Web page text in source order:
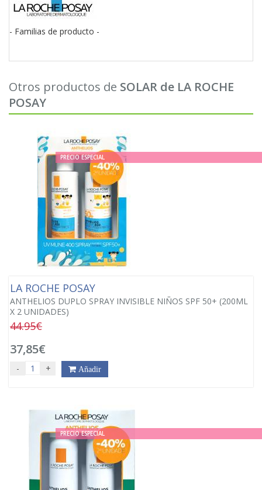
- Familias de producto -
Otros productos de SOLAR de LA ROCHE
POSAY
PRECIO ESPECIAL
LA ROCHE POSAY
ANTHELIOS DUPLO SPRAY INVISIBLE NIÑOS SPF 50+ (200ML
X 2 UNIDADES)
44.95€
37,85€
- + Añadir
PRECIO ESPECIAL